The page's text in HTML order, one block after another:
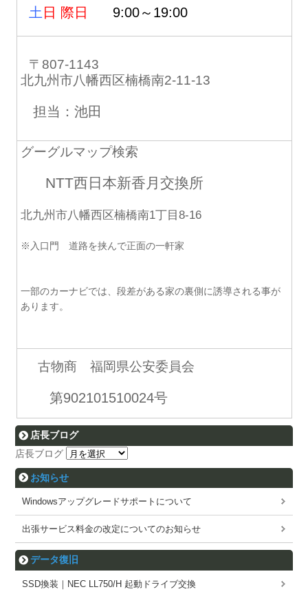
土 日 際日 9:00～19:00
〒807-1143
北九州市八幡西区楠橋南2-11-13
担当：池田
グーグルマップ検索
NTT西日本新香月交換所
北九州市八幡西区楠橋南1丁目8-16
※入口門 道路を挟んで正面の一軒家
一部のカーナビでは、段差がある家の裏側に誘導される事が
あります。
古物商 福岡県公安委員会
第902101510024号
店長ブログ
店長ブログ
お知らせ
Windowsアップグレードサポートについて
出張サービス料金の改定についてのお知らせ
データ復旧
SSD換装｜NEC LL750/H 起動ドライブ交換